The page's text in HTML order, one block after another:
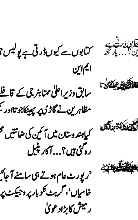
کتابوں سے کیوں ڈرتی ہے
ایم این
سابق وزیر اعلیٰ ممتا بنرجی کے
مظاہرین نے گاڑی پر پھینکا جوتا اور
کیا ہندوستان میں آئین کی ضمانتیں
رہ گئی ہیں؟...آکار پٹیل
’رپورٹ عام ہوتے ہی سامنے آ
خامیاں‘، گریٹ نکوبار پروجیکٹ
رمیش کا بڑا دعویٰ